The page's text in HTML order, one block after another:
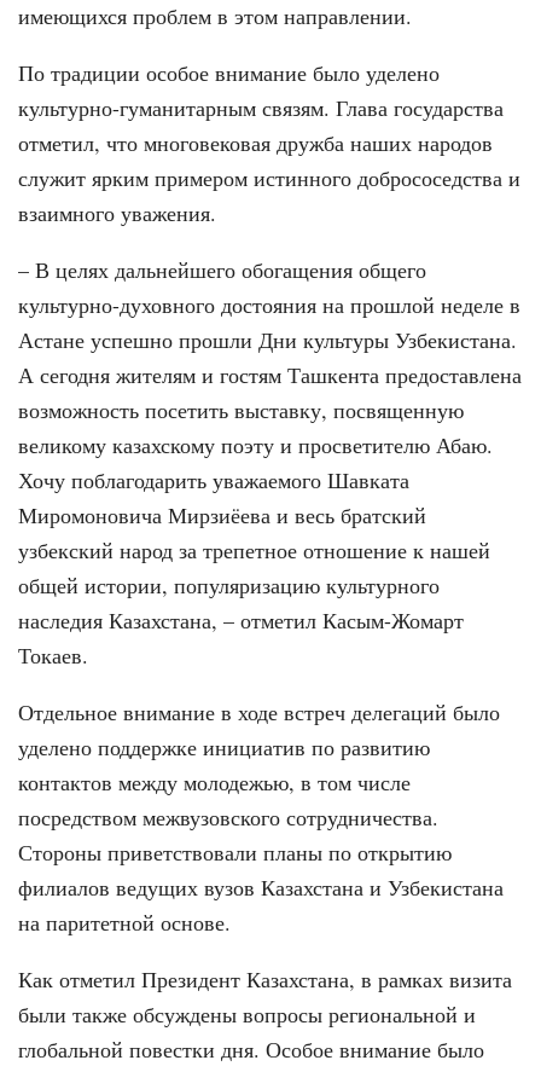
имеющихся проблем в этом направлении.
По традиции особое внимание было уделено
культурно-гуманитарным связям. Глава государства
отметил, что многовековая дружба наших народов
служит ярким примером истинного добрососедства и
взаимного уважения.
– В целях дальнейшего обогащения общего
культурно-духовного достояния на прошлой неделе в
Астане успешно прошли Дни культуры Узбекистана.
А сегодня жителям и гостям Ташкента предоставлена
возможность посетить выставку, посвященную
великому казахскому поэту и просветителю Абаю.
Хочу поблагодарить уважаемого Шавката
Миромоновича Мирзиёева и весь братский
узбекский народ за трепетное отношение к нашей
общей истории, популяризацию культурного
наследия Казахстана, – отметил Касым-Жомарт
Токаев.
Отдельное внимание в ходе встреч делегаций было
уделено поддержке инициатив по развитию
контактов между молодежью, в том числе
посредством межвузовского сотрудничества.
Стороны приветствовали планы по открытию
филиалов ведущих вузов Казахстана и Узбекистана
на паритетной основе.
Как отметил Президент Казахстана, в рамках визита
были также обсуждены вопросы региональной и
глобальной повестки дня. Особое внимание было